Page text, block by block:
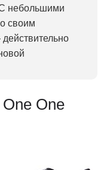
С небольшими
своим
One